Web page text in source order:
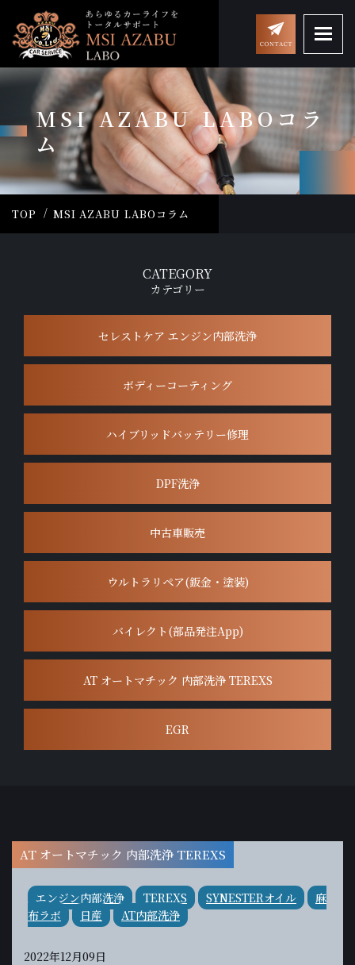
MSI AZABU LABOコラ
ム
TOP MSI AZABU LABOコラム
CATEGORY
カテゴリー
セレストケア エンジン内部洗浄
ボディーコーティング
ハイブリッドバッテリー修理
DPF洗浄
中古車販売
ウルトラリペア(鈑金・塗装)
バイレクト(部品発注App)
AT オートマチック 内部洗浄 TEREXS
EGR
AT オートマチック 内部洗浄 TEREXS
エンジン内部洗浄 TEREXS SYNESTERオイル
麻
布ラボ
日産 AT内部洗浄
2022年12月09日